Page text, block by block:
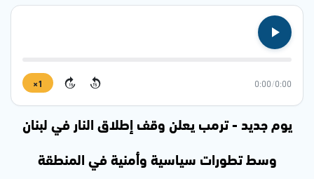
0:00
/
0:00
15
15
1×
يوم جديد - ترمب يعلن وقف إطلاق النار في لبنان
وسط تطورات سياسية وأمنية في المنطقة